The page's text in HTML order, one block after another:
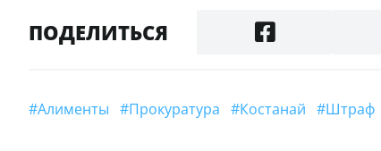
ПОДЕЛИТЬСЯ
#алименты #прокуратура #Костанай #штраф